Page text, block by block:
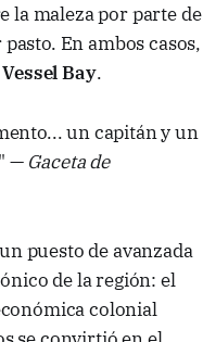
la maleza por parte de
En ambos casos,
Bay.
un capitán y un
— Gaceta de
puesto de avanzada
de la región: el
colonial